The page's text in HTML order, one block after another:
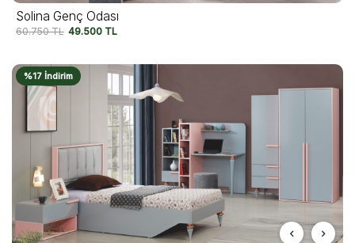
Solina Genç Odası
60.750TL 49.500 TL
%17 İndirim